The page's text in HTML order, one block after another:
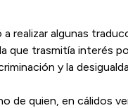
realizar algunas
que trasmitía interés
y la
de quien, en cálidos